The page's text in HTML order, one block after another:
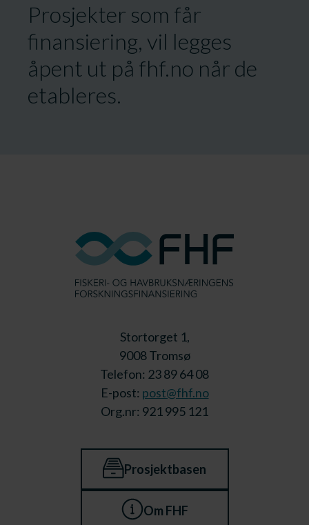
Prosjekter som får
finansiering, vil legges
åpent ut på fhf.no når de
etableres.
Stortorget 1,
9008 Tromsø
Telefon: 23 89 64 08
E-post: post@fhf.no
Org.nr: 921 995 121
Prosjektbasen
Om FHF